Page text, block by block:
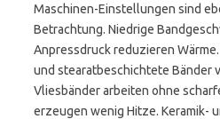
Maschinen-Einstellungen sind
Betrachtung. Niedrige
Anpressdruck reduzieren
und stearatbeschichtete Bänder
Vliesbänder arbeiten ohne
erzeugen wenig Hitze. Keramik-